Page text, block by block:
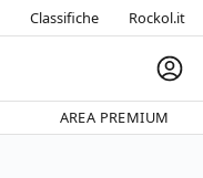
Classifiche Rockol.it
AREA PREMIUM